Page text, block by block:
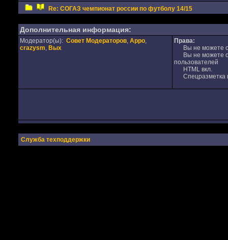
Re: СОГАЗ чемпионат россии по футболу 14/15
Дополнительная информация:
Модератор(ы): Совет Модераторов, Appo,
crazysm, Вых
Права:
Вы не можете
Вы не можете
пользователей
HTML вкл.
Спецразметка
Служба техподдержки